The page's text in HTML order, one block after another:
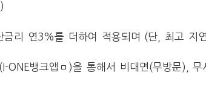
금리 연3%를 더하여 적용되며 (단, 최고 지
ONE뱅크앱ㅁ)을 통해서 비대면(무방문), 무